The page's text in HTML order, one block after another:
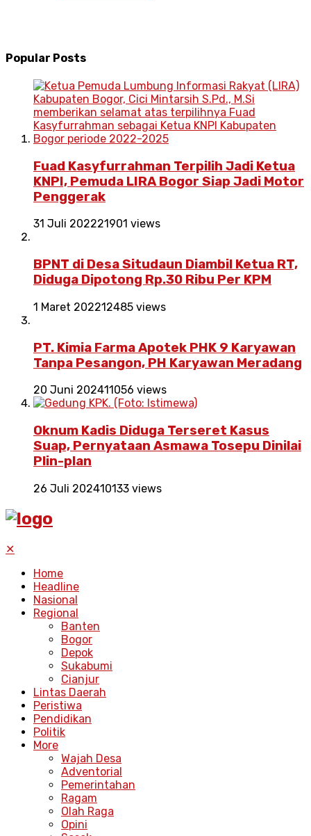
Popular Posts
Fuad Kasyfurrahman Terpilih Jadi Ketua
KNPI, Pemuda LIRA Bogor Siap Jadi Motor
Penggerak
31 Juli 202221901 views
BPNT di Desa Situdaun Diambil Ketua RT,
Diduga Dipotong Rp.30 Ribu Per KPM
1 Maret 202212485 views
PT. Kimia Farma Apotek PHK 9 Karyawan
Tanpa Pesangon, PH Karyawan Meradang
20 Juni 202411056 views
Oknum Kadis Diduga Terseret Kasus
Suap, Pernyataan Asmawa Tosepu Dinilai
Plin-plan
26 Juli 202410133 views
✕
Home
Headline
Nasional
Regional
Banten
Bogor
Depok
Sukabumi
Cianjur
Lintas Daerah
Peristiwa
Pendidikan
Politik
More
Wajah Desa
Adventorial
Pemerintahan
Ragam
Olah Raga
Opini